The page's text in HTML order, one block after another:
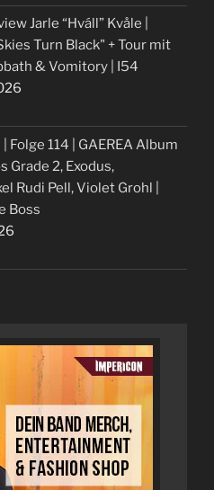
Jarle “Hváll” Kvåle |
Turn Black" + Tour mit
& Vomitory | I54
Folge 114 | GAEREA Album
Grade 2, Exodus,
Rudi Pell, Violet Grohl |
Boss